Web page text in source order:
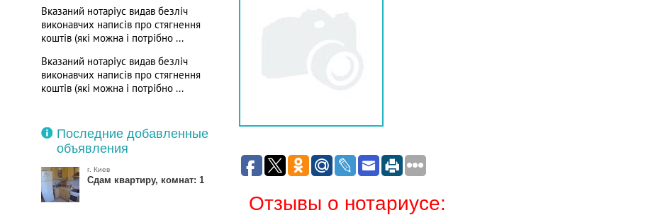
Вказаний нотаріус видав безліч
виконавчих написів про стягнення
коштів (які можна і потрібно ...
Вказаний нотаріус видав безліч
виконавчих написів про стягнення
коштів (які можна і потрібно ...
Последние добавленные
объявления
г. Киев
Сдам квартиру, комнат: 1
Отзывы о нотариусе: